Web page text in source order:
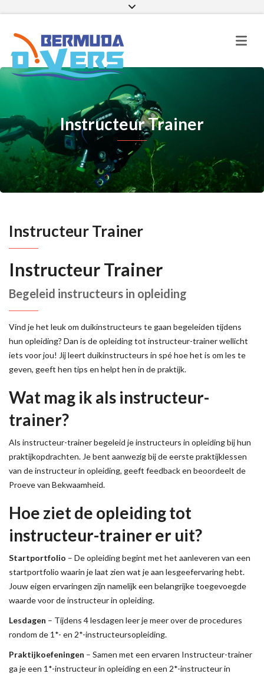
Facebook
Instructeur Trainer
Instructeur Trainer
Instructeur Trainer
Begeleid instructeurs in opleiding
Vind je het leuk om duikinstructeurs te gaan begeleiden tijdens
hun opleiding? Dan is de opleiding tot instructeur-trainer wellicht
iets voor jou! Jij leert duikinstructeurs in spé hoe het is om les te
geven, geeft hen tips en helpt hen in de praktijk.
Wat mag ik als instructeur-
trainer?
Als instructeur-trainer begeleid je instructeurs in opleiding bij hun
praktijkopdrachten. Je bent aanwezig bij de eerste praktijklessen
van de instructeur in opleiding, geeft feedback en beoordeelt de
Proeve van Bekwaamheid.
Hoe ziet de opleiding tot
instructeur-trainer er uit?
Startportfolio – De opleiding begint met het aanleveren van een
startportfolio waarin je laat zien wat je aan lesgeefervaring hebt.
Jouw eigen ervaringen zijn namelijk een belangrijke toegevoegde
waarde voor de instructeur in opleiding.
Lesdagen – Tijdens 4 lesdagen leer je meer over de procedures
rondom de 1*- en 2*-instructeursopleiding.
Praktijkoefeningen – Samen met een ervaren Instructeur-trainer
ga je een 1*-instructeur in opleiding en een 2*-instructeur in